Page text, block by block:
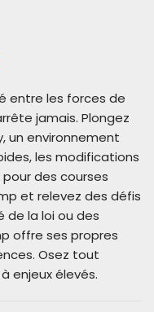
entre les forces de
jamais. Plongez
un environnement
les modifications
des courses
et relevez des défis
de la loi ou des
offre ses propres
Osez tout
enjeux élevés.